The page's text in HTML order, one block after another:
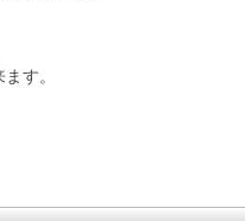
す。